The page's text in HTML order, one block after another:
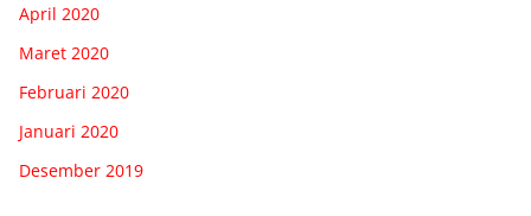
April 2020
Maret 2020
Februari 2020
Januari 2020
Desember 2019